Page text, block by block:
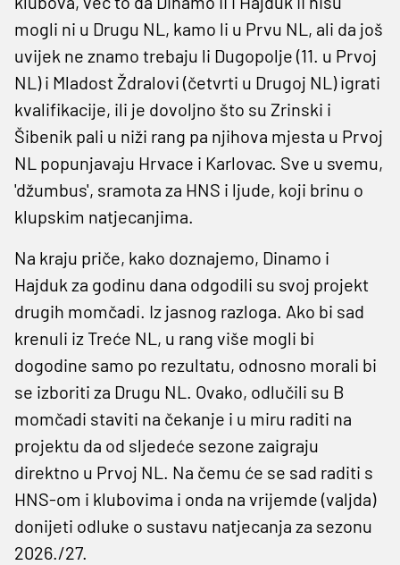
mogli ni u Drugu NL, kamo li u Prvu NL, ali da još
uvijek ne znamo trebaju li Dugopolje (11. u Prvoj
NL) i Mladost Ždralovi (četvrti u Drugoj NL) igrati
kvalifikacije, ili je dovoljno što su Zrinski i
Šibenik pali u niži rang pa njihova mjesta u Prvoj
NL popunjavaju Hrvace i Karlovac. Sve u svemu,
'džumbus', sramota za HNS i ljude, koji brinu o
klupskim natjecanjima.
Na kraju priče, kako doznajemo, Dinamo i
Hajduk za godinu dana odgodili su svoj projekt
drugih momčadi. Iz jasnog razloga. Ako bi sad
krenuli iz Treće NL, u rang više mogli bi
dogodine samo po rezultatu, odnosno morali bi
se izboriti za Drugu NL. Ovako, odlučili su B
momčadi staviti na čekanje i u miru raditi na
projektu da od sljedeće sezone zaigraju
direktno u Prvoj NL. Na čemu će se sad raditi s
HNS-om i klubovima i onda na vrijemde (valjda)
donijeti odluke o sustavu natjecanja za sezonu
2026./27.